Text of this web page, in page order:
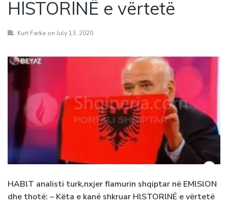
HlSTORlNË e vërtetë
Kurt Farka on July 13, 2020
HABlT anaIisti turk,nxjer fIamurin shqiptar në EMlSlON
dhe thotë: – Këta e kanë shkruar HlSTORlNË e vërtetë